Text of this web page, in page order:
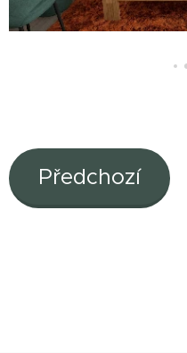
Předchozí